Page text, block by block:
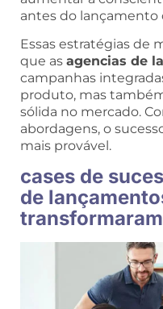
antes do lançamento
Essas estratégias
que as agencias de
campanhas
produto, mas
sólida no mercado.
abordagens, o
mais provável.
cases de
de